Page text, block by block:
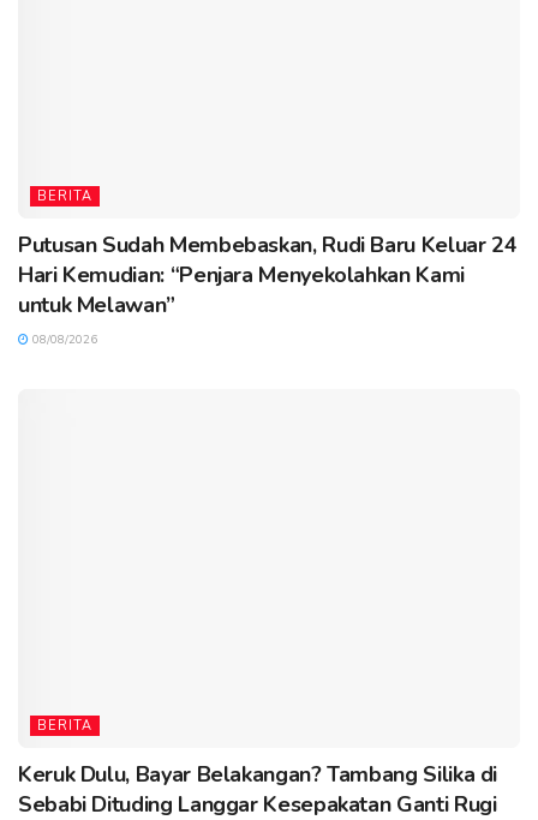
BERITA
Putusan Sudah Membebaskan, Rudi Baru Keluar 24
Hari Kemudian: “Penjara Menyekolahkan Kami
untuk Melawan”
08/08/2026
BERITA
Keruk Dulu, Bayar Belakangan? Tambang Silika di
Sebabi Dituding Langgar Kesepakatan Ganti Rugi